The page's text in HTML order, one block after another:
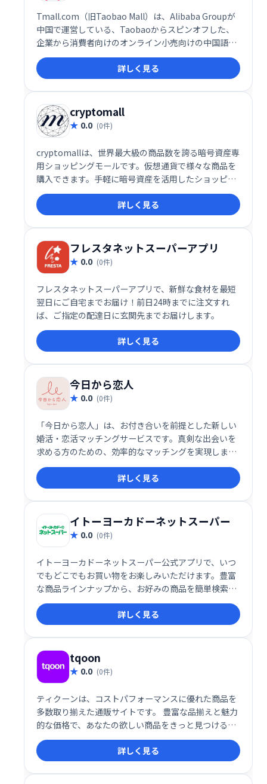
Tmall.com（旧Taobao Mall）は、Alibaba Groupが
中国で運営している、Taobaoからスピンオフした、
企業から消費者向けのオンライン小売向けの中国語の
Webサイトです。
詳しく見る
cryptomall
0.0 (0件)
cryptomallは、世界最大級の商品数を誇る暗号資産専
用ショッピングモールです。仮想通貨で様々な商品を
購入できます。手軽に暗号資産を活用したショッピン
グ体験を提供します。
詳しく見る
フレスタネットスーパーアプリ
0.0 (0件)
フレスタネットスーパーアプリで、新鮮な食材を最短
翌日にご自宅までお届け！前日24時までに注文すれ
ば、ご指定の配達日に玄関先までお届けします。
詳しく見る
今日から恋人
0.0 (0件)
「今日から恋人」は、お付き合いを前提とした新しい
婚活・恋活マッチングサービスです。真剣な出会いを
求める方のための、効率的なマッチングを実現しま
す。従来のマッチングアプリとは異なり、お付き合い
をスタート地点として、よりスムーズな関係構築を目
指せます。充実した出会いを求めるなら、「今日から
恋人」をご利用ください。
詳しく見る
イトーヨーカドーネットスーパー
0.0 (0件)
イトーヨーカドーネットスーパー公式アプリで、いつ
でもどこでもお買い物をお楽しみいただけます。豊富
な商品ラインナップから、お好みの商品を簡単検索・
注文。お届け日時もご指定いただけます。忙しい毎日
をサポートする、便利なネットスーパーアプリです。
詳しく見る
tqoon
0.0 (0件)
ティクーンは、コストパフォーマンスに優れた商品を
多数取り揃えた通販サイトです。 豊富な品揃えと魅力
的な価格で、あなたの欲しい商品をきっと見つけるこ
とができます。 お買い得な商品を簡単に見つけられ
る、賢い買い物に最適なネットショップです。 ぜひ一
度、ティクーンでのお買い物を体験してみてくださ
い！
詳しく見る